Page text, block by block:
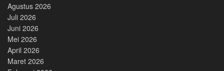
Agustus 2026
Juli 2026
Juni 2026
Mei 2026
April 2026
Maret 2026